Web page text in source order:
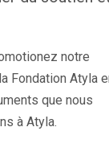
notre
Fondation Atyla
que nous
à Atyla.